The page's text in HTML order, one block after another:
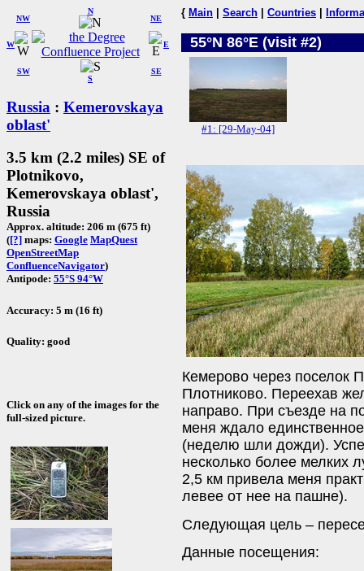
W
NW
N
NE
SW
S
SE
E
Russia : Kemerovskaya
oblast'
3.5 km (2.2 miles) SE of
Plotnikovo,
Kemerovskaya oblast',
Russia
Approx. altitude: 206 m (675 ft)
([?] maps: Google MapQuest
OpenStreetMap
ConfluenceNavigator)
Antipode: 55°S 94°W
Accuracy: 5 m (16 ft)
Quality: good
Click on any of the images for the
full-sized picture.
{ Main Search Countries
55°N 86°E (visit #2)
#1: [29-May-04]
Кемерово через поселок
Плотниково. Переехав
направо. При съезде на
меня ждало
(неделю шли дожди).
несколько более мелких
2,5 км привела меня
левее от нее на пашне).
Следующая цель –
Данные посещения: